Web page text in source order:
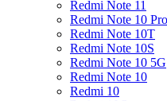
Redmi Note 11
Redmi Note 10 Pro
Redmi Note 10T
Redmi Note 10S
Redmi Note 10 5G
Redmi Note 10
Redmi 10